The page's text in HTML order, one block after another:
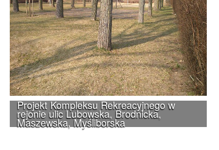
Projekt Kompleksu Rekreacyjnego w
rejonie ulic Lubowska, Brodnicka,
Maszewska, Myśliborska